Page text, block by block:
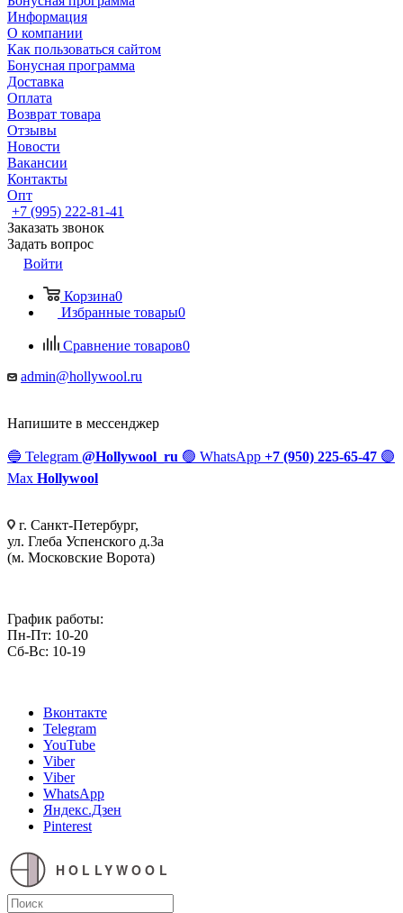
Информация
О компании
Как пользоваться сайтом
Бонусная программа
Доставка
Оплата
Возврат товара
Отзывы
Новости
Вакансии
Контакты
Опт
+7 (995) 222-81-41
Заказать звонок
Задать вопрос
Войти
Корзина0
Избранные товары0
Сравнение товаров0
admin@hollywool.ru
Напишите в мессенджер
🔵 Telegram @Hollywool_ru 🟢 WhatsApp +7 (950) 225-65-47 🟣
Max Hollywool
г. Санкт-Петербург,
ул. Глеба Успенского д.3а
(м. Московские Ворота)
График работы:
Пн-Пт: 10-20
Сб-Вс: 10-19
Вконтакте
Telegram
YouTube
Viber
Viber
WhatsApp
Яндекс.Дзен
Pinterest
HOLLYWOOL